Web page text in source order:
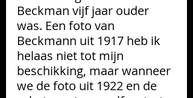
Beckman vijf jaar ouder
was. Een foto van
Beckmann uit 1917 heb ik
helaas niet tot mijn
beschikking, maar wanneer
we de foto uit 1922 en de